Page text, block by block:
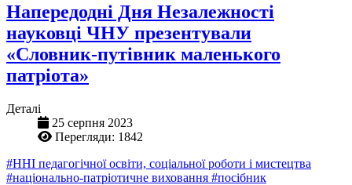
Напередодні Дня Незалежності
науковці ЧНУ презентували
«Словник-путівник маленького
патріота»
Деталі
25 серпня 2023
Перегляди: 1842
#ННІ педагогічної освіти, соціальної роботи і мистецтва
#національно-патріотичне виховання #посібник